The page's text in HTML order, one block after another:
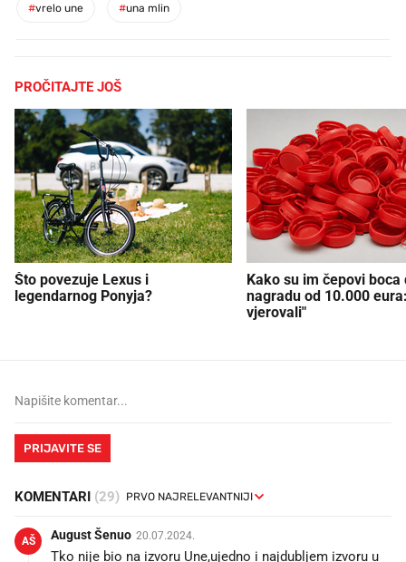
#vrelo une #una mlin
PROČITAJTE JOŠ
Što povezuje Lexus i
legendarnog Ponyja?
Kako su im čepovi boca
nagradu od 10.000
vjerovali"
PRIJAVITE SE
KOMENTARI (29)
AŠ August Šenuo 20.07.2024.
Tko nije bio na izvoru Une,ujedno i najdubljem izvoru u